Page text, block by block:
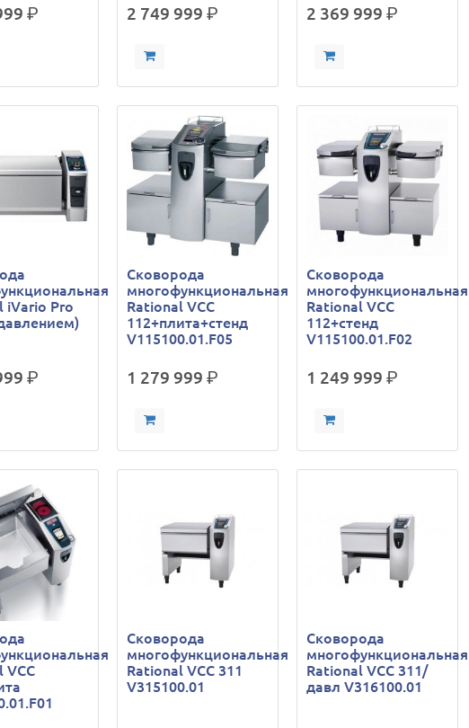
р. 2 749 999 р. 2 369 999 р.
iVario Pro
р.
Сковорода
многофункциональная
Rational VCC
112+плита+стенд
V115100.01.F05
1 279 999 р.
Сковорода
многофункциональная
Rational VCC
112+стенд
V115100.01.F02
1 249 999 р.
VCC
Сковорода
многофункциональная
Rational VCC 311
V315100.01
Сковорода
многофункциональная
Rational VCC 311/
давл V316100.01